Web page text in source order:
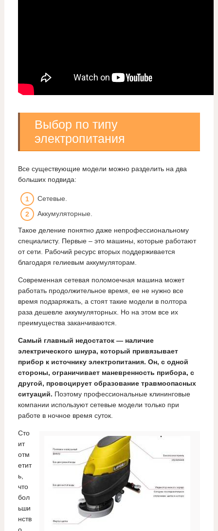
Выбор по типу
электропитания
Все существующие модели можно разделить на два
больших подвида:
Сетевые.
Аккумуляторные.
Такое деление понятно даже непрофессиональному
специалисту. Первые – это машины, которые работают
от сети. Рабочий ресурс вторых поддерживается
благодаря гелиевым аккумуляторам.
Современная сетевая поломоечная машина может
работать продолжительное время, ее не нужно все
время подзаряжать, а стоят такие модели в полтора
раза дешевле аккумуляторных. Но на этом все их
преимущества заканчиваются.
Самый главный недостаток — наличие
электрического шнура, который привязывает
прибор к источнику электропитания. Он, с одной
стороны, ограничивает маневренность прибора, с
другой, провоцирует образование травмоопасных
ситуаций. Поэтому профессиональные клининговые
компании используют сетевые модели только при
работе в ночное время суток.
Сто
ит
отм
етит
ь,
что
бол
ьши
нств